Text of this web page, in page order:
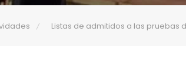
Listas de admitidos a las pruebas